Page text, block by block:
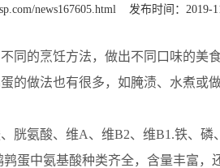
news167605.html 发布时间：2019-
同的烹饪方法，做出不同口味的美食
的做法也有很多，如腌渍、水煮或
胱氨酸、维A、维B2、维B1.铁、磷
蛋中氨基酸种类齐全，含量丰富，